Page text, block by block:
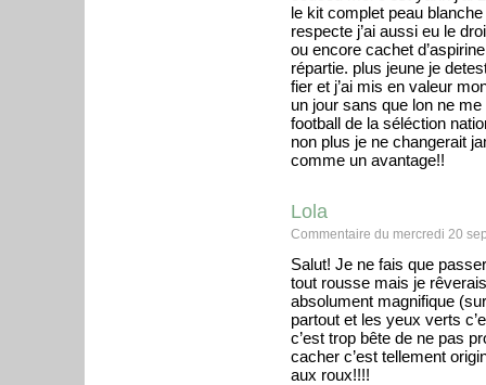
le kit complet peau
respecte j’ai aussi eu le
ou encore cachet
répartie. plus jeune je
fier et j’ai mis en valeur
un jour sans que lon ne
football de la séléction
non plus je ne changerait
comme un avantage!!
Lola
Commentaire du mercredi 20
Salut! Je ne fais que
tout rousse mais je
absolument magnifique
partout et les yeux verts
c’est trop bête de ne pas
cacher c’est tellement
aux roux!!!!